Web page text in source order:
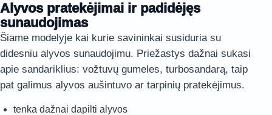
Alyvos pratekėjimai ir padidėjęs
sunaudojimas
Šiame modelyje kai kurie savininkai susiduria su
didesniu alyvos sunaudojimu. Priežastys dažnai sukasi
apie sandariklius: vožtuvų gumeles, turbosandarą, taip
pat galimus alyvos aušintuvo ar tarpinių pratekėjimus.
tenka dažnai dapilti alyvos